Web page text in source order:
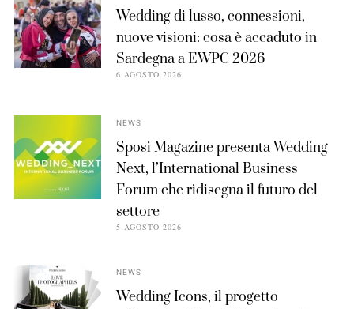
Wedding di lusso, connessioni,
nuove visioni: cosa è accaduto in
Sardegna a EWPC 2026
6 AGOSTO 2026
NEWS
Sposi Magazine presenta Wedding
Next, l’International Business
Forum che ridisegna il futuro del
settore
5 AGOSTO 2026
NEWS
Wedding Icons, il progetto